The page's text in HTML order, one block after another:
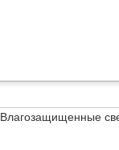
Влагозащищенные